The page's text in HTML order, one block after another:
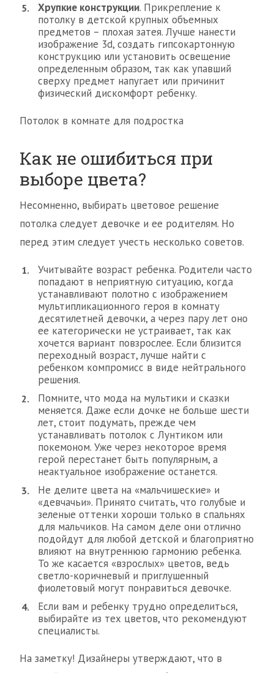
Хрупкие конструкции. Прикрепление к
потолку в детской крупных объемных
предметов – плохая затея. Лучше нанести
изображение 3d, создать гипсокартонную
конструкцию или установить освещение
определенным образом, так как упавший
сверху предмет напугает или причинит
физический дискомфорт ребенку.
Потолок в комнате для подростка
Как не ошибиться при
выборе цвета?
Несомненно, выбирать цветовое решение
потолка следует девочке и ее родителям. Но
перед этим следует учесть несколько советов.
Учитывайте возраст ребенка. Родители часто
попадают в неприятную ситуацию, когда
устанавливают полотно с изображением
мультипликационного героя в комнату
десятилетней девочки, а через пару лет оно
ее категорически не устраивает, так как
хочется вариант повзрослее. Если близится
переходный возраст, лучше найти с
ребенком компромисс в виде нейтрального
решения.
Помните, что мода на мультики и сказки
меняется. Даже если дочке не больше шести
лет, стоит подумать, прежде чем
устанавливать потолок с Лунтиком или
покемоном. Уже через некоторое время
герой перестанет быть популярным, а
неактуальное изображение останется.
Не делите цвета на «мальчишеские» и
«девчачьи». Принято считать, что голубые и
зеленые оттенки хороши только в спальнях
для мальчиков. На самом деле они отлично
подойдут для любой детской и благоприятно
влияют на внутреннюю гармонию ребенка.
То же касается «взрослых» цветов, ведь
светло-коричневый и приглушенный
фиолетовый могут понравиться девочке.
Если вам и ребенку трудно определиться,
выбирайте из тех цветов, что рекомендуют
специалисты.
На заметку! Дизайнеры утверждают, что в